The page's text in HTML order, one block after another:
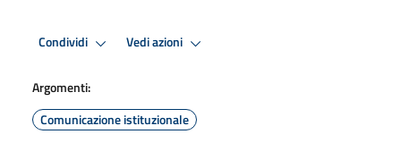
Condividi Vedi azioni
Argomenti:
Comunicazione istituzionale